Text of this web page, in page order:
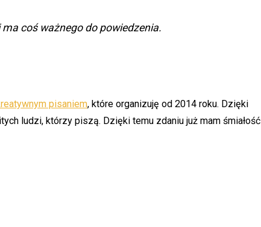
coś ważnego do powiedzenia.
pisaniem, które organizuję od 2014 roku. Dzięki
ludzi, którzy piszą. Dzięki temu zdaniu już mam śmiałość